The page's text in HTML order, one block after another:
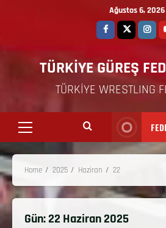
Ağustos 6, 2026
TÜRKİYE GÜREŞ
TÜRKİYE WRESTLING
Home 2025 Haziran 22
Gün:22 Haziran 2025